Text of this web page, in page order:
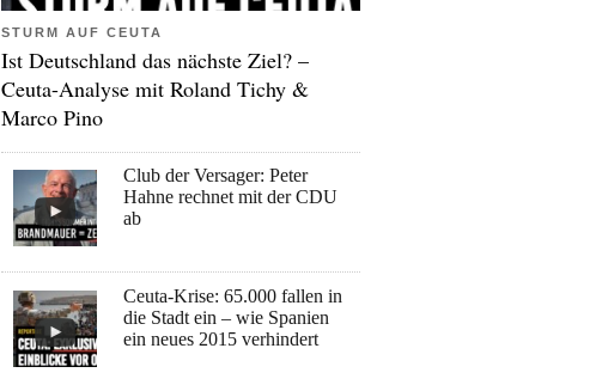
STURM AUF CEUTA
Ist Deutschland das nächste Ziel? –
Ceuta-Analyse mit Roland Tichy &
Marco Pino
Club der Versager: Peter
Hahne rechnet mit der CDU
ab
Ceuta-Krise: 65.000 fallen in
die Stadt ein – wie Spanien
ein neues 2015 verhindert